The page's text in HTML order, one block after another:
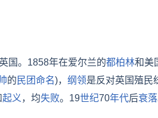
英国。1858年在爱尔兰的都柏林和美
的 民团命名)， 纲领是反对英国殖民
起义 ，均失败。19世纪70年代后衰落